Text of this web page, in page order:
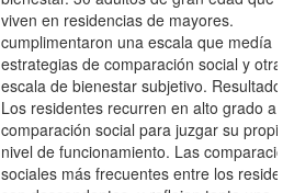
viven en residencias de mayores.
cumplimentaron una escala que medía
estrategias de comparación social y otra
escala de bienestar subjetivo. Resultados.
Los residentes recurren en alto grado a la
comparación social para juzgar su propio
nivel de funcionamiento. Las
sociales más frecuentes entre los